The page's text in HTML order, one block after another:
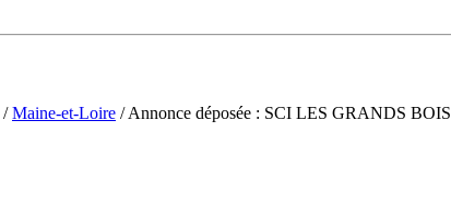
/Maine-et-Loire / Annonce déposée : SCI LES GRANDS BOIS